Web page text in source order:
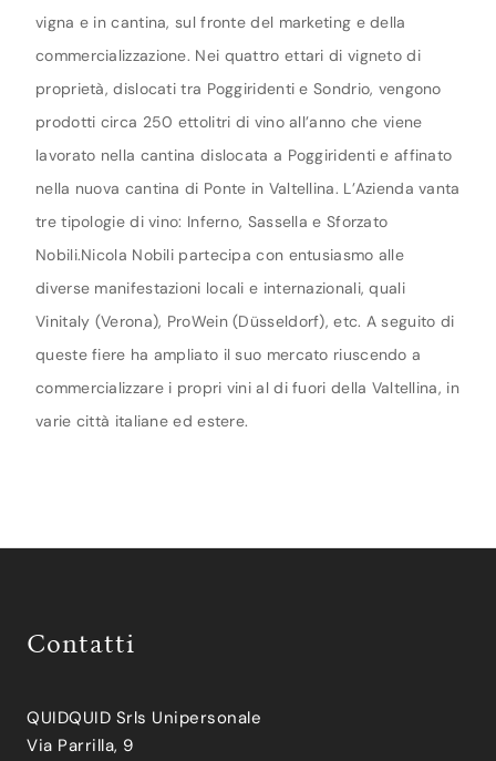
vigna e in cantina, sul fronte del marketing e della
commercializzazione. Nei quattro ettari di vigneto di
proprietà, dislocati tra Poggiridenti e Sondrio, vengono
prodotti circa 250 ettolitri di vino all’anno che viene
lavorato nella cantina dislocata a Poggiridenti e affinato
nella nuova cantina di Ponte in Valtellina. L’Azienda vanta
tre tipologie di vino: Inferno, Sassella e Sforzato
Nobili.Nicola Nobili partecipa con entusiasmo alle
diverse manifestazioni locali e internazionali, quali
Vinitaly (Verona), ProWein (Düsseldorf), etc. A seguito di
queste fiere ha ampliato il suo mercato riuscendo a
commercializzare i propri vini al di fuori della Valtellina, in
varie città italiane ed estere.
Contatti
QUIDQUID Srls Unipersonale
Via Parrilla, 9